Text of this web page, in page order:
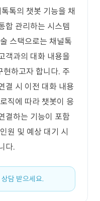
톡의 챗봇 기능을 채
합 관리하는 시스템
스택으로는 채널톡
객과의 대화 내용을
하고자 합니다. 주
결 시 이전 대화 내용
직에 따라 챗봇이 응
결하는 기능이 포함
원 및 예상 대기 시
다.
담 받으세요.